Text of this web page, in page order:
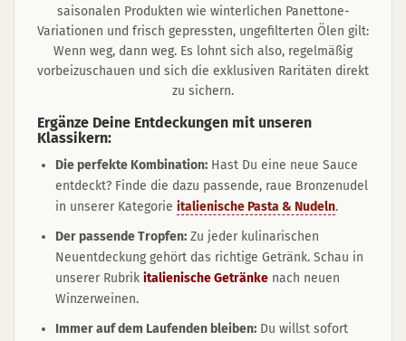
saisonalen Produkten wie winterlichen Panettone-
Variationen und frisch gepressten, ungefilterten Ölen gilt:
Wenn weg, dann weg. Es lohnt sich also, regelmäßig
vorbeizuschauen und sich die exklusiven Raritäten direkt
zu sichern.
Ergänze Deine Entdeckungen mit unseren
Klassikern:
Die perfekte Kombination: Hast Du eine neue Sauce
entdeckt? Finde die dazu passende, raue Bronzenudel
in unserer Kategorie italienische Pasta & Nudeln.
Der passende Tropfen: Zu jeder kulinarischen
Neuentdeckung gehört das richtige Getränk. Schau in
unserer Rubrik italienische Getränke nach neuen
Winzerweinen.
Immer auf dem Laufenden bleiben: Du willst sofort